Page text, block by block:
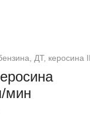
ДТ,
мин